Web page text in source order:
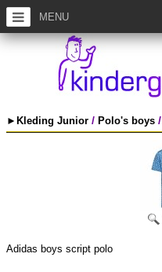
MENU
►Kleding Junior / Polo's boys /
Adidas boys script polo